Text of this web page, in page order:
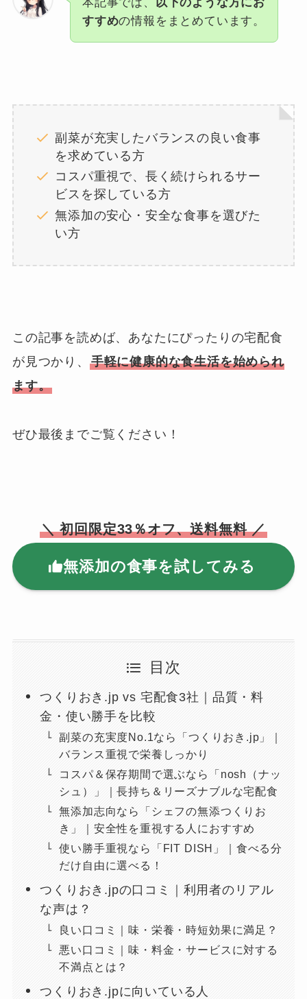
すすめの情報をまとめています。
副菜が充実したバランスの良い食事
を求めている方
コスパ重視で、長く続けられるサー
ビスを探している方
無添加の安心・安全な食事を選びた
い方
この記事を読めば、あなたにぴったりの宅配食
が見つかり、 手軽に健康的な食生活を始められ
ます。
ぜひ最後までご覧ください！
＼ 初回限定33％オフ、送料無料 ／
無添加の食事を試してみる
目次
つくりおき.jp vs 宅配食3社｜品質・料
金・使い勝手を比較
副菜の充実度No.1なら「つくりおき.jp」｜
バランス重視で栄養しっかり
コスパ＆保存期間で選ぶなら「nosh（ナッ
シュ）」｜長持ち＆リーズナブルな宅配食
無添加志向なら「シェフの無添つくりお
き」｜安全性を重視する人におすすめ
使い勝手重視なら「FIT DISH」｜食べる分
だけ自由に選べる！
つくりおき.jpの口コミ｜利用者のリアル
な声は？
良い口コミ｜味・栄養・時短効果に満足？
悪い口コミ｜味・料金・サービスに対する
不満点とは？
つくりおき.jpに向いている人